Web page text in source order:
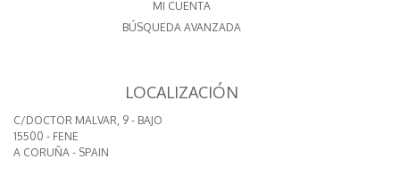
MI CUENTA
BÚSQUEDA AVANZADA
LOCALIZACIÓN
C/DOCTOR MALVAR, 9 - BAJO
15500 - FENE
A CORUÑA - SPAIN